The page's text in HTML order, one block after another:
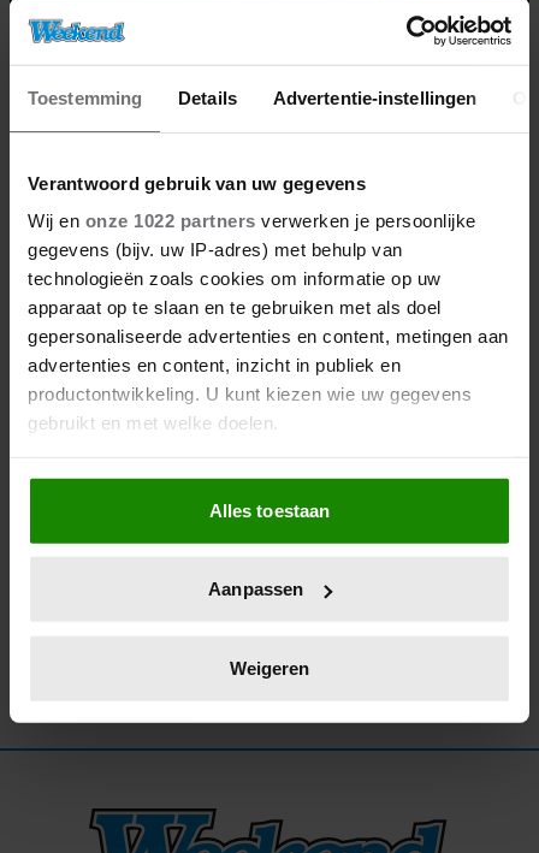
Toestemming Details Advertentie-instellingen
Verantwoord gebruik van uw gegevens
Wij en onze 1022 partners verwerken je persoonlijke
gegevens (bijv. uw IP-adres) met behulp van
technologieën zoals cookies om informatie op uw
apparaat op te slaan en te gebruiken met als doel
gepersonaliseerde advertenties en content, metingen aan
advertenties en content, inzicht in publiek en
productontwikkeling. U kunt kiezen wie uw gegevens
gebruikt en met welke doelen.
Als u het toestaat, willen we ook graag:
Informatie verzamelen over uw geografische
locatie, die tot een paar meter nauwkeurig kan zijn
scannen op specifieke eigenschappen (fingerprinting)
verwerkt en stel uw voorkeuren in het
intrekken in de Cookieverklaring.
personaliseren, om functies voor social media te bieden
en om ons websiteverkeer te analyseren. Ook delen we
Alles toestaan
Aanpassen
Weigeren
29/06/2025
STEM MEE: WELKE BN’ER DRAAGT DE
MOOISTE OUTFIT BIJ HET AMSTERDAM
DINER?